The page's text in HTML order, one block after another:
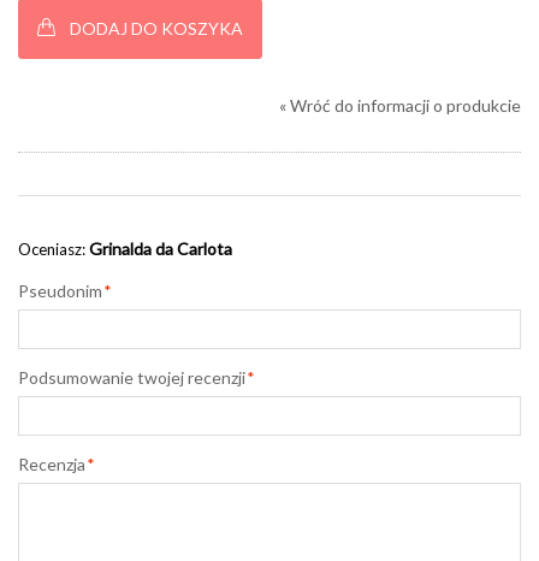
DODAJ DO KOSZYKA
«Wróć do informacji o produkcie
Oceniasz:Grinalda da Carlota
*
Pseudonim
*
Podsumowanie twojej recenzji
*
Recenzja